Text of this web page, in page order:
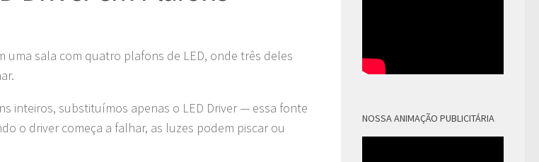
uma sala com quatro plafons de LED, onde três deles
inteiros, substituímos apenas o LED Driver — essa fonte
o driver começa a falhar, as luzes podem piscar ou
NOSSA ANIMAÇÃO PUBLICITÁRIA